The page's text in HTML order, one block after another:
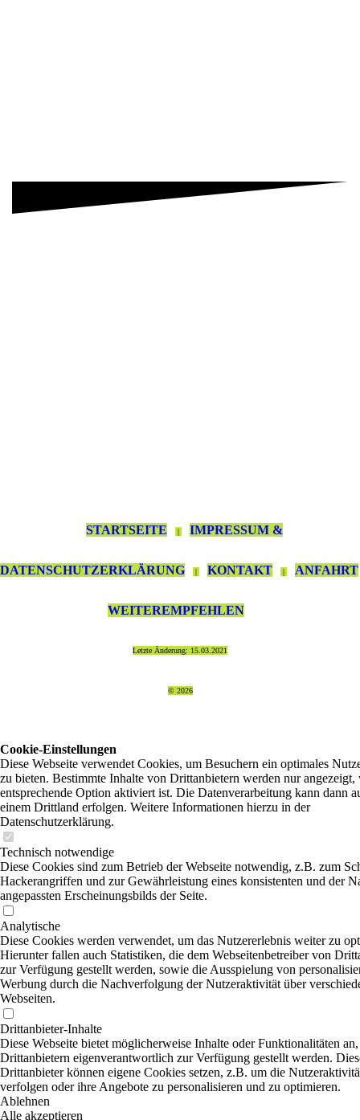
STARTSEITE | IMPRESSUM &
DATENSCHUTZERKLÄRUNG | KONTAKT | ANFAHRT
WEITEREMPFEHLEN
Letzte Änderung: 15.03.2021
© 2026
Cookie-Einstellungen
Diese Webseite verwendet Cookies, um Besuchern ein optimales
zu bieten. Bestimmte Inhalte von Drittanbietern werden nur angezeigt,
entsprechende Option aktiviert ist. Die Datenverarbeitung kann dann
einem Drittland erfolgen. Weitere Informationen hierzu in der
Datenschutzerklärung.
Technisch notwendige
Diese Cookies sind zum Betrieb der Webseite notwendig, z.B. zum
Hackerangriffen und zur Gewährleistung eines konsistenten und der
angepassten Erscheinungsbilds der Seite.
Analytische
Diese Cookies werden verwendet, um das Nutzererlebnis weiter zu
Hierunter fallen auch Statistiken, die dem Webseitenbetreiber von
zur Verfügung gestellt werden, sowie die Ausspielung von
Werbung durch die Nachverfolgung der Nutzeraktivität über
Webseiten.
Drittanbieter-Inhalte
Diese Webseite bietet möglicherweise Inhalte oder Funktionalitäten
Drittanbietern eigenverantwortlich zur Verfügung gestellt werden.
Drittanbieter können eigene Cookies setzen, z.B. um die
verfolgen oder ihre Angebote zu personalisieren und zu optimieren.
Ablehnen
Alle akzeptieren